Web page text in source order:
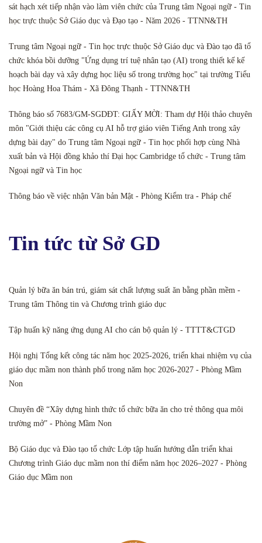
sát hạch xét tiếp nhận vào làm viên chức của Trung tâm Ngoại ngữ - Tin
học trực thuộc Sở Giáo dục và Đạo tạo - Năm 2026 - TTNN&TH
Trung tâm Ngoại ngữ - Tin học trực thuộc Sở Giáo dục và Đào tạo đã tổ
chức khóa bồi dưỡng "Ứng dụng trí tuệ nhân tạo (AI) trong thiết kế kế
hoạch bài dạy và xây dựng học liệu số trong trường học" tại trường Tiểu
học Hoàng Hoa Thám - Xã Đông Thạnh - TTNN&TH
Thông báo số 7683/GM-SGDĐT: GIẤY MỜI: Tham dự Hội thảo chuyên
môn "Giới thiệu các công cụ AI hỗ trợ giáo viên Tiếng Anh trong xây
dựng bài dạy" do Trung tâm Ngoại ngữ - Tin học phối hợp cùng Nhà
xuất bản và Hội đồng khảo thí Đại học Cambridge tổ chức - Trung tâm
Ngoại ngữ và Tin học
Thông báo về việc nhận Văn bản Mật - Phòng Kiểm tra - Pháp chế
Tin tức từ Sở GD
Quản lý bữa ăn bán trú, giám sát chất lượng suất ăn bằng phần mềm -
Trung tâm Thông tin và Chương trình giáo dục
Tập huấn kỹ năng ứng dụng AI cho cán bộ quản lý - TTTT&CTGD
Hội nghị Tổng kết công tác năm học 2025-2026, triển khai nhiệm vụ của
giáo dục mầm non thành phố trong năm học 2026-2027 - Phòng Mầm
Non
Chuyên đề “Xây dựng hình thức tổ chức bữa ăn cho trẻ thông qua môi
trường mở” - Phòng Mầm Non
Bộ Giáo dục và Đào tạo tổ chức Lớp tập huấn hướng dẫn triển khai
Chương trình Giáo dục mầm non thí điểm năm học 2026–2027 - Phòng
Giáo dục Mầm non